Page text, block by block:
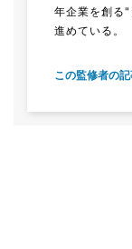
年企業を創る
進めている。
この監修者の